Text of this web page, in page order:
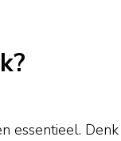
essentieel.